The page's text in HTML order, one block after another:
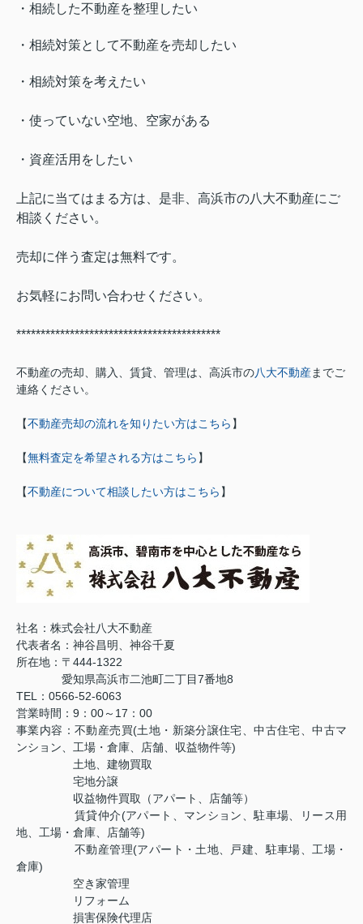
・相続した不動産を整理したい
・相続対策として不動産を売却したい
・相続対策を考えたい
・使っていない空地、空家がある
・資産活用をしたい
上記に当てはまる方は、是非、高浜市の八大不動産にご
相談ください。
売却に伴う査定は無料です。
お気軽にお問い合わせください。
******************************************
不動産の売却、購入、賃貸、管理は、高浜市の八大不動産までご
連絡ください。
【不動産売却の流れを知りたい方はこちら 】
【無料査定を希望される方はこちら 】
【不動産について相談したい方はこちら 】
社名：株式会社八大不動産
代表者名：神谷昌明、神谷千夏
所在地：〒444-1322
愛知県高浜市二池町二丁目7番地8
TEL：0566-52-6063
営業時間：9：00～17：00
事業内容：不動産売買(土地・新築分譲住宅、中古住宅、中古マ
ンション、工場・倉庫、店舗、収益物件等)
土地、建物買取
宅地分譲
収益物件買取（アパート、店舗等）
賃貸仲介(アパート、マンション、駐車場、リース用
地、工場・倉庫、店舗等)
不動産管理(アパート・土地、戸建、駐車場、工場・
倉庫)
空き家管理
リフォーム
損害保険代理店